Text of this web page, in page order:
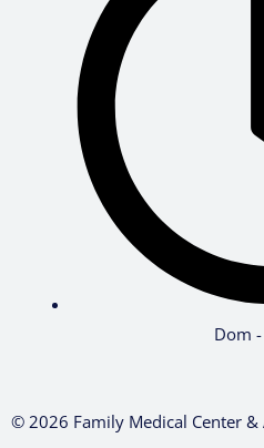
Dom
© 2026 Family Medical Center &